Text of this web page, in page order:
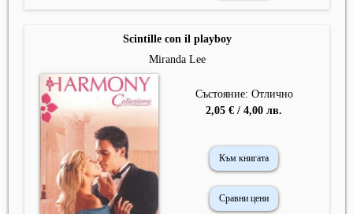
Scintille con il playboy
Miranda Lee
Състояние: Отлично
2,05 € / 4,00 лв.
Към книгата
Сравни цени